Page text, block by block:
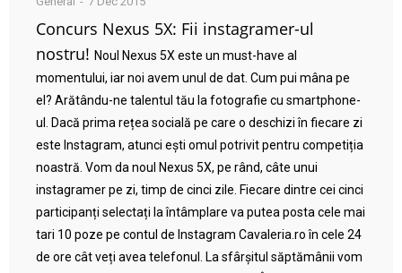
Concurs Nexus 5X: Fii instagramer-ul
nostru! Noul Nexus 5X este un must-have al
momentului, iar noi avem unul de dat. Cum pui mâna pe
el? Arătându-ne talentul tău la fotografie cu smartphone-
ul. Dacă prima rețea socială pe care o deschizi în fiecare zi
este Instagram, atunci ești omul potrivit pentru competiția
noastră. Vom da noul Nexus 5X, pe rând, câte unui
instagramer pe zi, timp de cinci zile. Fiecare dintre cei cinci
participanți selectați la întâmplare va putea posta cele mai
tari 10 poze pe contul de Instagram Cavaleria.ro în cele 24
de ore cât veți avea telefonul. La sfârșitul săptămânii vom